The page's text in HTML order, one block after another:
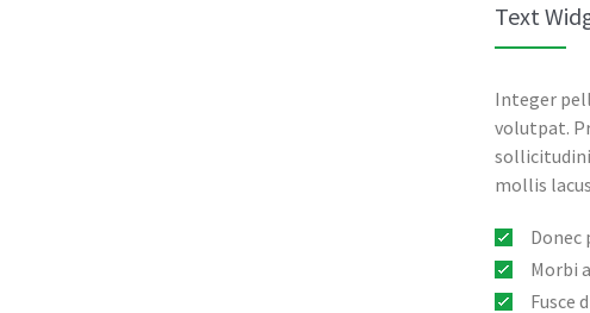
Text
Integer
volutpat.
mollis
Donec
Morbi
Fusce